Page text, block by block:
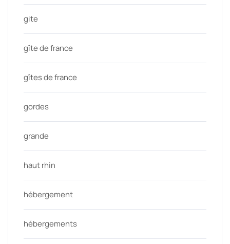
gite
gîte de france
gîtes de france
gordes
grande
haut rhin
hébergement
hébergements